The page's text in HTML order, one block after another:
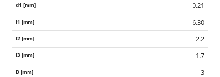
0.21
6.30
2.2
1.7
3